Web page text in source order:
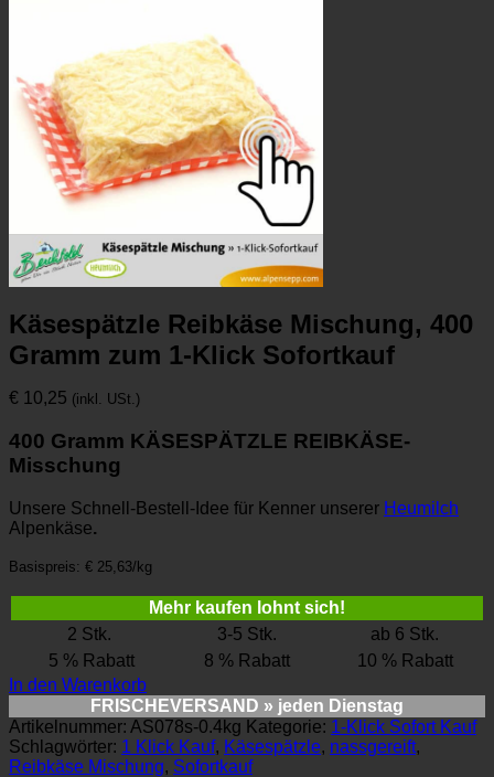
Käsespätzle Reibkäse Mischung, 400
Gramm zum 1-Klick Sofortkauf
€ 10,25 (inkl. USt.)
400 Gramm KÄSESPÄTZLE REIBKÄSE-
Misschung
Unsere Schnell-Bestell-Idee für Kenner unserer Heumilch
Alpenkäse.
Basispreis: € 25,63/kg
Mehr kaufen lohnt sich!
2 Stk.
3-5 Stk.
ab 6 Stk.
5 % Rabatt
8 % Rabatt
10 % Rabatt
In den Warenkorb
FRISCHEVERSAND » jeden Dienstag
Artikelnummer: AS078s-0.4kg Kategorie: 1-Klick Sofort Kauf
Schlagwörter: 1 Klick Kauf, Käsespätzle, nassgereift,
Reibkäse Mischung, Sofortkauf